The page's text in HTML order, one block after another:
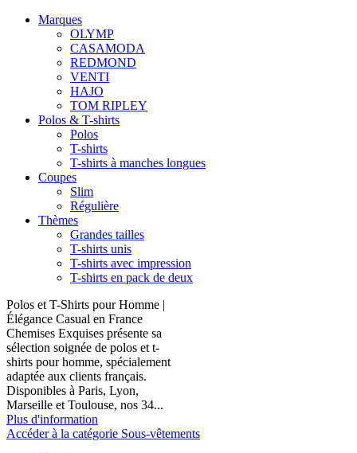
Marques
OLYMP
CASAMODA
REDMOND
VENTI
HAJO
TOM RIPLEY
Polos & T-shirts
Polos
T-shirts
T-shirts à manches longues
Coupes
Slim
Régulière
Thèmes
Grandes tailles
T-shirts unis
T-shirts avec impression
T-shirts en pack de deux
Polos et T-Shirts pour Homme |
Élégance Casual en France
Chemises Exquises présente sa
sélection soignée de polos et t-
shirts pour homme, spécialement
adaptée aux clients français.
Disponibles à Paris, Lyon,
Marseille et Toulouse, nos 34...
Plus d'information
Accéder à la catégorie Sous-vêtements